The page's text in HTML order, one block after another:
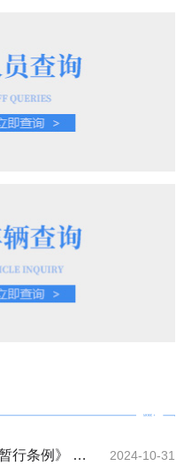
行条例》 实
2024-10-31